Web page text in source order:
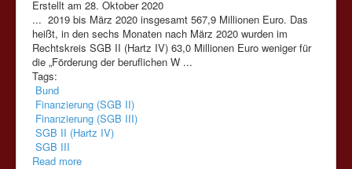
Erstellt am 28. Oktober 2020
... 2019 bis März 2020 insgesamt 567,9 Millionen Euro. Das
heißt, in den sechs Monaten nach März 2020 wurden im
Rechtskreis SGB II (Hartz IV) 63,0 Millionen Euro weniger für
die „Förderung der beruflichen W ...
Tags:
Bund
Finanzierung (SGB II)
Finanzierung (SGB III)
SGB II (Hartz IV)
SGB III
Read more